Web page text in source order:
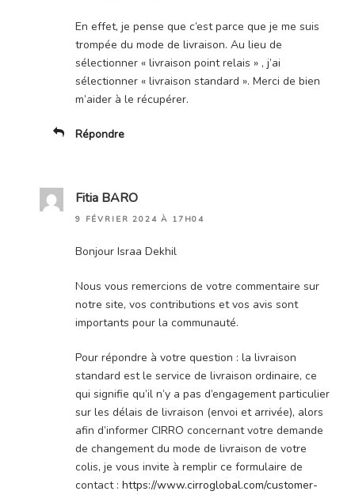
En effet, je pense que c’est parce que je me suis
trompée du mode de livraison. Au lieu de
sélectionner « livraison point relais » , j’ai
sélectionner « livraison standard ». Merci de bien
m’aider à le récupérer.
Répondre
Fitia BARO
9 FÉVRIER 2024 À 17H04
Bonjour Israa Dekhil
Nous vous remercions de votre commentaire sur
notre site, vos contributions et vos avis sont
importants pour la communauté.
Pour répondre à votre question : la livraison
standard est le service de livraison ordinaire, ce
qui signifie qu’il n’y a pas d’engagement particulier
sur les délais de livraison (envoi et arrivée), alors
afin d’informer CIRRO concernant votre demande
de changement du mode de livraison de votre
colis, je vous invite à remplir ce formulaire de
contact : https://www.cirroglobal.com/customer-